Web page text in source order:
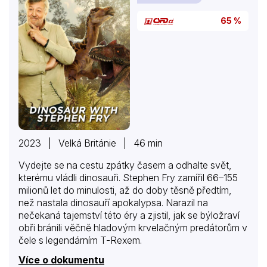
hogy saját, bizalmas megfigyelő-hálózatot szerveztet
a magyarországi közhangulat, elsősorban a városok
belviszonyai pontosabb szondázására. Ám…
65 %
2023 | Velká Británie | 46 min
Vydejte se na cestu zpátky časem a odhalte svět,
kterému vládli dinosauři. Stephen Fry zamířil 66–155
milionů let do minulosti, až do doby těsně předtím,
než nastala dinosauří apokalypsa. Narazil na
nečekaná tajemství této éry a zjistil, jak se býložraví
obři bránili věčně hladovým krvelačným predátorům v
čele s legendárním T-Rexem.
Více o dokumentu